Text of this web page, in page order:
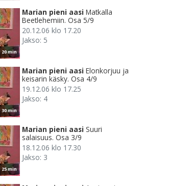
20 min
Marian pieni aasi Matkalla
Beetlehemiin. Osa 5/9
20.12.06 klo 17.20
Jakso: 5
30 min
Marian pieni aasi Elonkorjuu ja
keisarin käsky. Osa 4/9
19.12.06 klo 17.25
Jakso: 4
25 min
Marian pieni aasi Suuri
salaisuus. Osa 3/9
18.12.06 klo 17.30
Jakso: 3